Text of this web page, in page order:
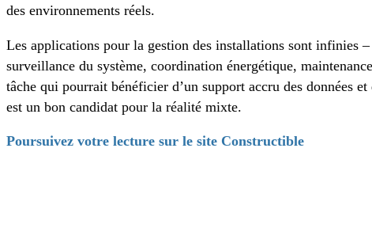
des environnements réels.
Les applications pour la gestion des installations sont infinies
surveillance du système, coordination énergétique,
tâche qui pourrait bénéficier d’un support accru des données
est un bon candidat pour la réalité mixte.
Poursuivez votre lecture sur le site Constructible